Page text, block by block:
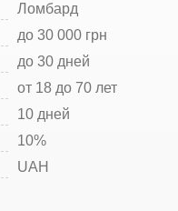
Ломбард
до 30 000 грн
до 30 дней
от 18 до 70 лет
10 дней
10%
UAH